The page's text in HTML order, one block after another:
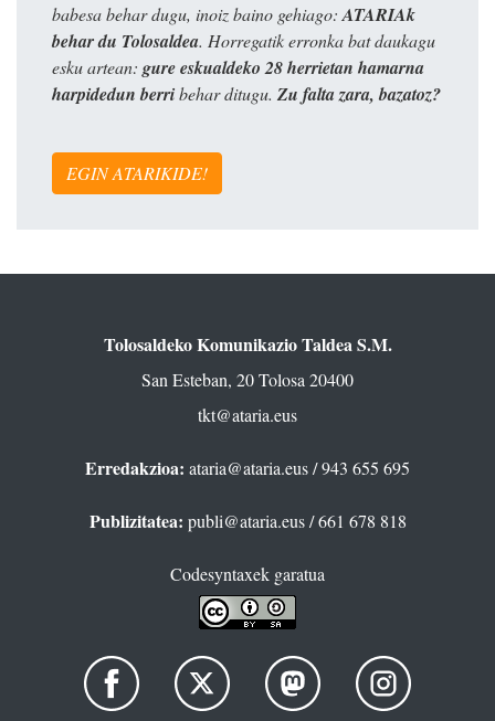
babesa behar dugu, inoiz baino gehiago: ATARIAk
behar du Tolosaldea. Horregatik erronka bat daukagu
esku artean: gure eskualdeko 28 herrietan hamarna
harpidedun berribehar ditugu. Zu falta zara, bazatoz?
EGIN ATARIKIDE!
Tolosaldeko Komunikazio Taldea S.M.
San Esteban, 20 Tolosa 20400
tkt@ataria.eus
Erredakzioa: ataria@ataria.eus/ 943 655 695
Publizitatea: publi@ataria.eus/ 661 678 818
Codesyntaxek garatua